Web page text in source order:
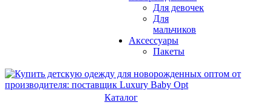
Для девочек
Для
мальчиков
Аксессуары
Пакеты
Каталог